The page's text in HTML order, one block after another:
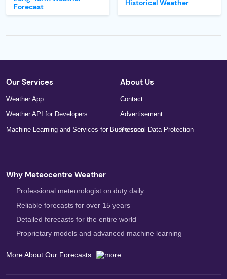
Forecast
Historical Weather
Our Services
Weather App
Weather API for Developers
Machine Learning and Services for Businesses
About Us
Contact
Advertisement
Personal Data Protection
Why Meteocentre Weather
Professional meteorologist on duty daily
Reliable forecasts for over 15 years
Detailed forecasts for the entire world
Proprietary models and advanced machine learning
More About Our Forecasts